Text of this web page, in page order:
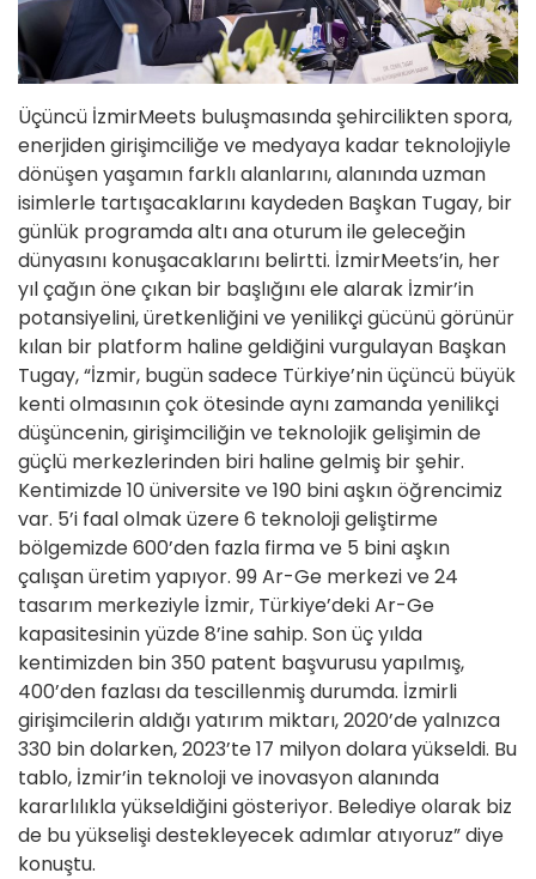
Üçüncü İzmirMeets buluşmasında şehircilikten spora,
enerjiden girişimciliğe ve medyaya kadar teknolojiyle
dönüşen yaşamın farklı alanlarını, alanında uzman
isimlerle tartışacaklarını kaydeden Başkan Tugay, bir
günlük programda altı ana oturum ile geleceğin
dünyasını konuşacaklarını belirtti. İzmirMeets’in, her
yıl çağın öne çıkan bir başlığını ele alarak İzmir’in
potansiyelini, üretkenliğini ve yenilikçi gücünü görünür
kılan bir platform haline geldiğini vurgulayan Başkan
Tugay, “İzmir, bugün sadece Türkiye’nin üçüncü büyük
kenti olmasının çok ötesinde aynı zamanda yenilikçi
düşüncenin, girişimciliğin ve teknolojik gelişimin de
güçlü merkezlerinden biri haline gelmiş bir şehir.
Kentimizde 10 üniversite ve 190 bini aşkın öğrencimiz
var. 5’i faal olmak üzere 6 teknoloji geliştirme
bölgemizde 600’den fazla firma ve 5 bini aşkın
çalışan üretim yapıyor. 99 Ar-Ge merkezi ve 24
tasarım merkeziyle İzmir, Türkiye’deki Ar-Ge
kapasitesinin yüzde 8’ine sahip. Son üç yılda
kentimizden bin 350 patent başvurusu yapılmış,
400’den fazlası da tescillenmiş durumda. İzmirli
girişimcilerin aldığı yatırım miktarı, 2020’de yalnızca
330 bin dolarken, 2023’te 17 milyon dolara yükseldi. Bu
tablo, İzmir’in teknoloji ve inovasyon alanında
kararlılıkla yükseldiğini gösteriyor. Belediye olarak biz
de bu yükselişi destekleyecek adımlar atıyoruz” diye
konuştu.